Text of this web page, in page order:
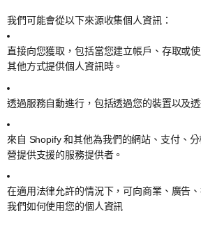
我們可能會從以下來源收集個人資訊：
直接向您獲取，包括當您建立帳戶、存取或
其他方式提供個人資訊時。
透過服務自動進行，包括透過您的裝置以及
來自 Shopify 和其他為我們的網站、支付、
營提供支援的服務提供者。
在適用法律允許的情況下，可向商業、廣告
我們如何使用您的個人資訊